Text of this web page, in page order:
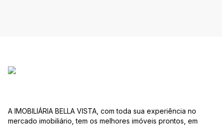
A IMOBILIÁRIA BELLA VISTA, com toda sua experiência no
mercado imobiliário, tem os melhores imóveis prontos, em